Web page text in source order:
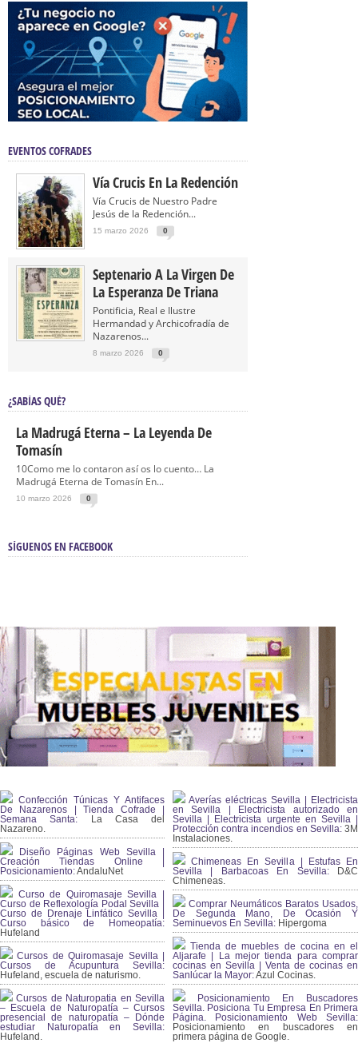
EVENTOS COFRADES
Vía Crucis En La Redención
Vía Crucis de Nuestro Padre
Jesús de la Redención...
15 marzo 2026 0
Septenario A La Virgen De
La Esperanza De Triana
Pontificia, Real e Ilustre
Hermandad y Archicofradía de
Nazarenos...
8 marzo 2026 0
¿SABÍAS QUÉ?
La Madrugá Eterna – La Leyenda De
Tomasín
10Como me lo contaron así os lo cuento… La
Madrugá Eterna de Tomasín En...
10 marzo 2026 0
SÍGUENOS EN FACEBOOK
Confección Túnicas Y Antifaces
De Nazarenos | Tienda Cofrade |
Semana Santa: La Casa del
Nazareno.
Diseño Páginas Web Sevilla |
Creación Tiendas Online |
Posicionamiento:AndaluNet
Curso de Quiromasaje Sevilla |
Curso de Reflexología Podal Sevilla |
Curso de Drenaje Linfático Sevilla |
Curso básico de Homeopatía:
Hufeland
Cursos de Quiromasaje Sevilla |
Cursos de Acupuntura Sevilla:
Hufeland, escuela de naturismo.
Cursos de Naturopatia en Sevilla
– Escuela de Naturopatía – Cursos
presencial de naturopatía – Dónde
estudiar Naturopatía en Sevilla:
Hufeland.
Averías eléctricas Sevilla | Electricista
en Sevilla | Electricista autorizado en
Sevilla | Electricista urgente en Sevilla |
Protección contra incendios en Sevilla:3M
Instalaciones.
Chimeneas En Sevilla | Estufas En
Sevilla | Barbacoas En Sevilla:D&C
Chimeneas.
Comprar Neumáticos Baratos Usados,
De Segunda Mano, De Ocasión Y
Seminuevos En Sevilla: Hipergoma
Tienda de muebles de cocina en el
Aljarafe | La mejor tienda para comprar
cocinas en Sevilla | Venta de cocinas en
Sanlúcar la Mayor:Azul Cocinas.
Posicionamiento En Buscadores
Sevilla. Posiciona Tu Empresa En Primera
Página. Posicionamiento Web Sevilla:
Posicionamiento en buscadores en
primera página de Google.